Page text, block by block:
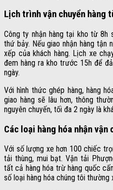
Lịch trình vận chuyển hàng
Công ty nhận hàng tại kho từ 8h
thứ bảy. Nếu giao nhận hàng tận
xếp của khách hàng. Lịch xe
đem hàng ra kho trước 15h để
ngày.
Với hình thức ghép hàng, hàng
giao hàng sẽ lâu hơn, thông
nguyên chuyến, tối đa 2 ngày là
Các loại hàng hóa nhận vận
Với số lượng xe hơn 100 chiếc
tải thùng, mui bạt. Vận tải
tất cả hàng hóa trừ hàng quốc
số loại hàng hóa chúng tôi thường